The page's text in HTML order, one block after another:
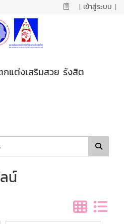
| เข้าสู่ระบบ |
แต่งเสริมสวย รังสิต
น์